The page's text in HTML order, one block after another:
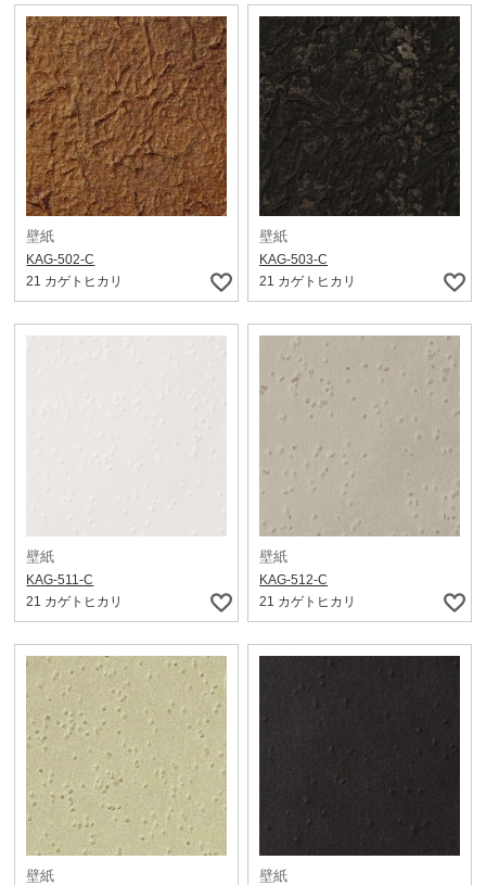
壁紙
KAG-502-C
21 カゲトヒカリ
壁紙
KAG-503-C
21 カゲトヒカリ
壁紙
KAG-511-C
21 カゲトヒカリ
壁紙
KAG-512-C
21 カゲトヒカリ
壁紙 壁紙